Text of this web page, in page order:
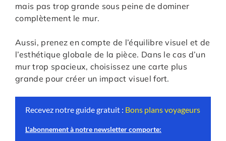
mais pas trop grande sous peine de dominer
complètement le mur.
Aussi, prenez en compte de l’équilibre visuel et de
l’esthétique globale de la pièce. Dans le cas d’un
mur trop spacieux, choisissez une carte plus
grande pour créer un impact visuel fort.